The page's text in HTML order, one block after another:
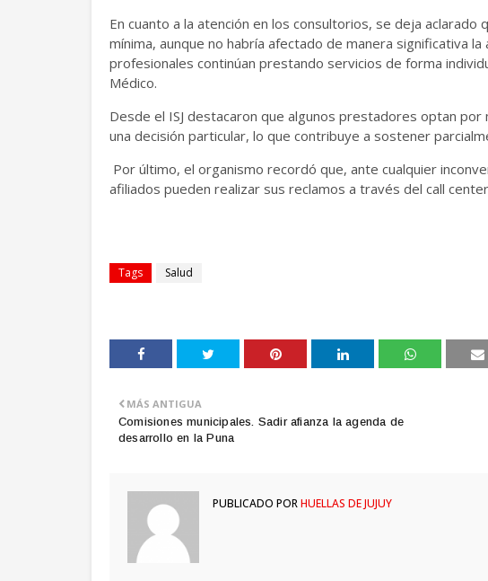
En cuanto a la atención en los consultorios, se deja aclarado
mínima, aunque no habría afectado de manera significativa la
profesionales continúan prestando servicios de forma
Médico.
Desde el ISJ destacaron que algunos prestadores optan
una decisión particular, lo que contribuye a sostener
Por último, el organismo recordó que, ante cualquier
afiliados pueden realizar sus reclamos a través del call
Tags Salud
MÁS ANTIGUA
Comisiones municipales. Sadir afianza la agenda de
desarrollo en la Puna
PUBLICADO PORHUELLAS DE JUJUY